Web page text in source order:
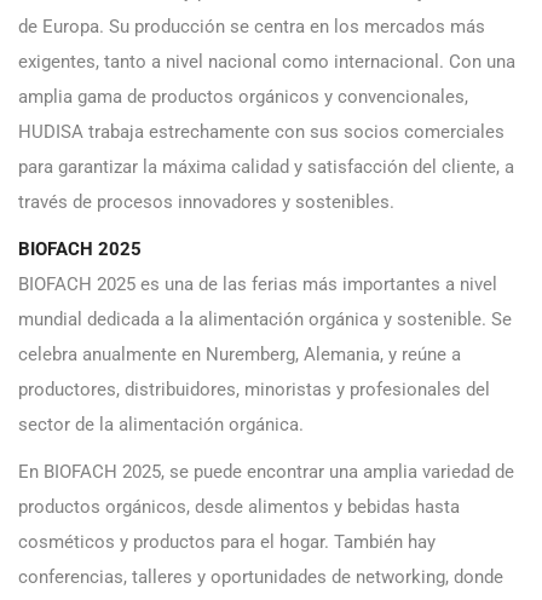
de Europa. Su producción se centra en los mercados más
exigentes, tanto a nivel nacional como internacional. Con una
amplia gama de productos orgánicos y convencionales,
HUDISA trabaja estrechamente con sus socios comerciales
para garantizar la máxima calidad y satisfacción del cliente, a
través de procesos innovadores y sostenibles.
BIOFACH 2025
BIOFACH 2025 es una de las ferias más importantes a nivel
mundial dedicada a la alimentación orgánica y sostenible. Se
celebra anualmente en Nuremberg, Alemania, y reúne a
productores, distribuidores, minoristas y profesionales del
sector de la alimentación orgánica.
En BIOFACH 2025, se puede encontrar una amplia variedad de
productos orgánicos, desde alimentos y bebidas hasta
cosméticos y productos para el hogar. También hay
conferencias, talleres y oportunidades de networking, donde